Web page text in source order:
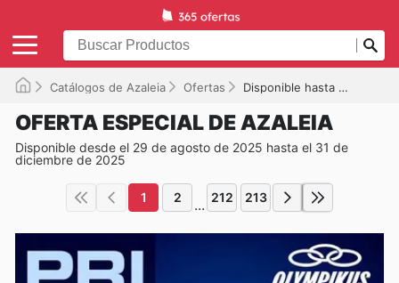
Catálogos de Azaleia Ofertas Disponible hasta el 31/12/2025
OFERTA ESPECIAL DE AZALEIA
Disponible desde el 29 de agosto de 2025 hasta el 31 de
diciembre de 2025
1 2 ... 212 213